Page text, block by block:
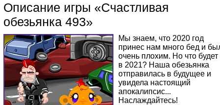
Описание игры «Счастливая
обезьянка 493»
Мы знаем, что 2020 год
принес нам много бед и
очень плохим. Но что будет
в 2021? Наша обезьянка
отправилась в будущее и
увидела настоящий
апокалипсис...
Наслаждайтесь!